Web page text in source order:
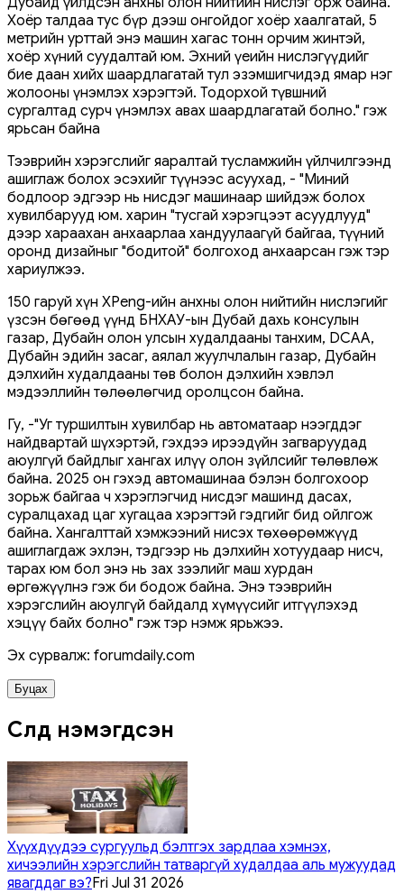
Хоёр талдаа тус бүр дээш онгойдог хоёр хаалгатай, 5
метрийн урттай энэ машин хагас тонн орчим жинтэй,
хоёр хүний ​​суудалтай юм. Эхний үеийн нислэгүүдийг
бие даан хийх шаардлагатай тул эзэмшигчидэд ямар нэг
жолооны үнэмлэх хэрэгтэй. Тодорхой түвшний
сургалтад сурч үнэмлэх авах шаардлагатай болно." гэж
ярьсан байна
Тээврийн хэрэгслийг яаралтай тусламжийн үйлчилгээнд
ашиглаж болох эсэхийг түүнээс асуухад, - "Миний
бодлоор эдгээр нь нисдэг машинаар шийдэж болох
хувилбарууд юм. харин "тусгай хэрэгцээт асуудлууд"
дээр хараахан анхаарлаа хандуулаагүй байгаа, түүний
оронд дизайныг "бодитой" болгоход анхаарсан гэж тэр
хариулжээ.
150 гаруй хүн XPeng-ийн анхны олон нийтийн нислэгийг
үзсэн бөгөөд үүнд БНХАУ-ын Дубай дахь консулын
газар, Дубайн олон улсын худалдааны танхим, DCAA,
Дубайн эдийн засаг, аялал жуулчлалын газар, Дубайн
дэлхийн худалдааны төв болон дэлхийн хэвлэл
мэдээллийн төлөөлөгчид оролцсон байна.
Гу, -"Уг туршилтын хувилбар нь автоматаар нээгддэг
найдвартай шүхэртэй, гэхдээ ирээдүйн загваруудад
аюулгүй байдлыг хангах илүү олон зүйлсийг төлөвлөж
байна. 2025 он гэхэд автомашинаа бэлэн болгохоор
зорьж байгаа ч хэрэглэгчид нисдэг машинд дасах,
суралцахад цаг хугацаа хэрэгтэй гэдгийг бид ойлгож
байна. Хангалттай хэмжээний нисэх төхөөрөмжүүд
ашиглагдаж эхлэн, тэдгээр нь дэлхийн хотуудаар нисч,
тарах юм бол энэ нь зах зээлийг маш хурдан
өргөжүүлнэ гэж би бодож байна. Энэ тээврийн
хэрэгслийн аюулгүй байдалд хүмүүсийг итгүүлэхэд
хэцүү байх болно" гэж тэр нэмж ярьжээ.
Эх сурвалж: forumdaily.com
Буцах
Сүүлд нэмэгдсэн
Хүүхдүүдээ сургуульд бэлтгэх зардлаа хэмнэх,
хичээлийн хэрэгслийн татваргүй худалдаа аль мужуудад
явагддаг вэ?Fri Jul 31 2026